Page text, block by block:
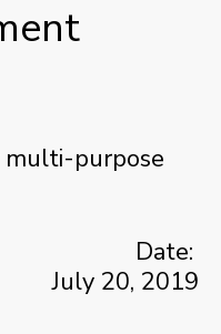
purpose
Date:
July 20, 2019